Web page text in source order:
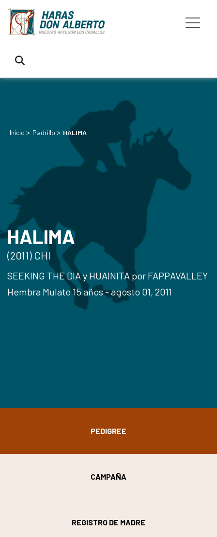
Inicio > Padrillo > HALIMA
HALIMA
(2011) CHI
SEEKING THE DIA y HUAINITA por FAPPAVALLEY
Hembra Mulato 15 años - agosto 01, 2011
PEDIGREE
CAMPAÑA
REGISTRO DE MADRE